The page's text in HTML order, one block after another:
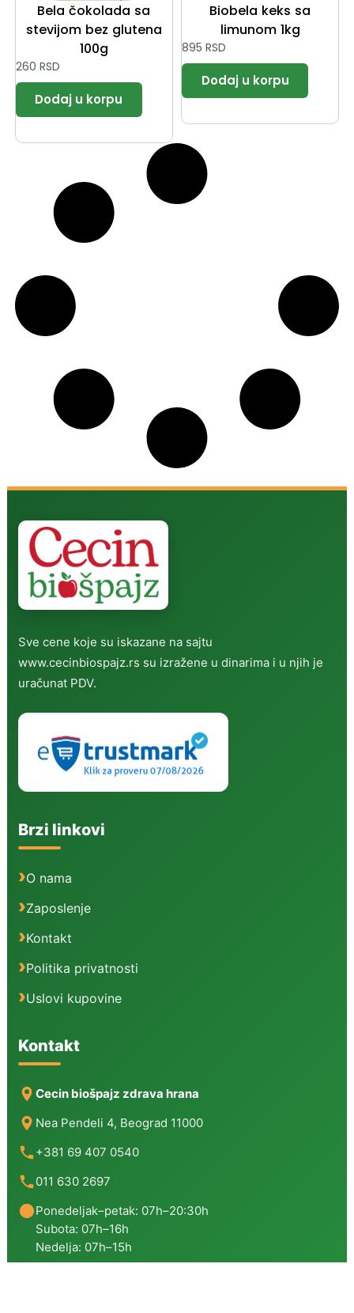
Bela čokolada sa
stevijom bez glutena
100g
260 RSD
Biobela keks sa
limunom 1kg
895 RSD
Sve cene koje su iskazane na sajtu
www.cecinbiospajz.rs su izražene u dinarima i u njih je
uračunat PDV.
Brzi linkovi
O nama
Zaposlenje
Kontakt
Politika privatnosti
Uslovi kupovine
Kontakt
Cecin biošpajz zdrava hrana
Nea Pendeli 4, Beograd 11000
+381 69 407 0540
011 630 2697
Ponedeljak–petak: 07h–20:30h
Subota: 07h–16h
Nedelja: 07h–15h